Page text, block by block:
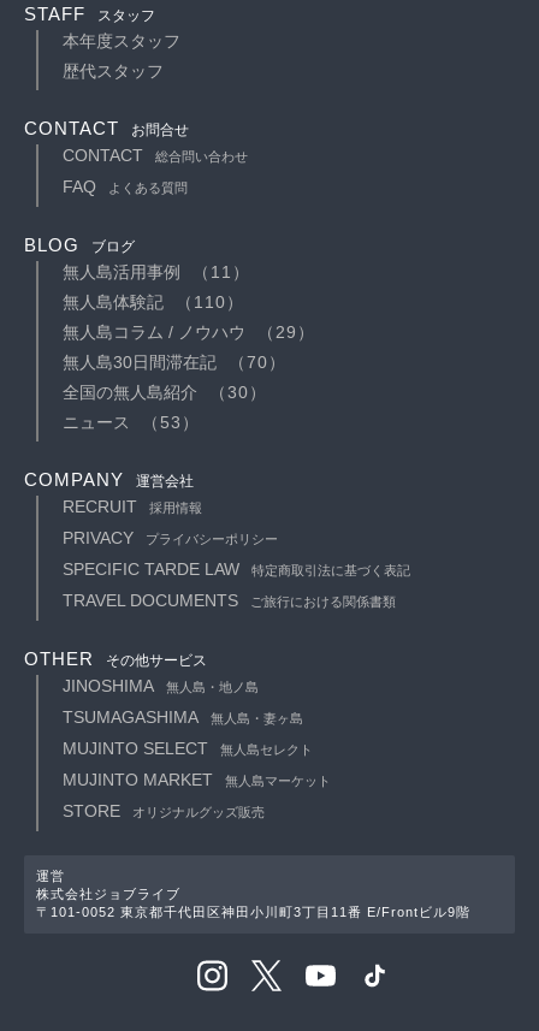
STAFF スタッフ
本年度スタッフ
歴代スタッフ
CONTACT お問合せ
CONTACT 総合問い合わせ
FAQ よくある質問
BLOG ブログ
無人島活用事例
（11）
無人島体験記
（110）
無人島コラム / ノウハウ
（29）
無人島30日間滞在記
（70）
全国の無人島紹介
（30）
ニュース
（53）
COMPANY 運営会社
RECRUIT 採用情報
PRIVACY プライバシーポリシー
SPECIFIC TARDE LAW 特定商取引法に基づく表記
TRAVEL DOCUMENTS ご旅行における関係書類
OTHER その他サービス
JINOSHIMA 無人島・地ノ島
TSUMAGASHIMA 無人島・妻ヶ島
MUJINTO SELECT 無人島セレクト
MUJINTO MARKET 無人島マーケット
STORE オリジナルグッズ販売
運営
株式会社ジョブライブ
〒101-0052 東京都千代田区神田小川町3丁目11番 E/Frontビル9階